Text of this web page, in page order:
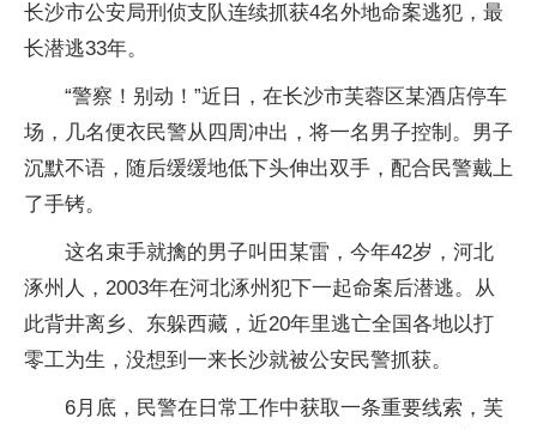
长沙市公安局刑侦支队连续抓获4名外地命案逃犯，最
长潜逃33年。
“警察！别动！”近日，在长沙市芙蓉区某酒店停车
场，几名便衣民警从四周冲出，将一名男子控制。男子
沉默不语，随后缓缓地低下头伸出双手，配合民警戴上
了手铐。
这名束手就擒的男子叫田某雷，今年42岁，河北
涿州人，2003年在河北涿州犯下一起命案后潜逃。从
此背井离乡、东躲西藏，近20年里逃亡全国各地以打
零工为生，没想到一来长沙就被公安民警抓获。
6月底，民警在日常工作中获取一条重要线索，芙